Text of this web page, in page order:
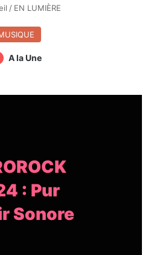
/ EN LUMIÈRE
A la Une
: Pur
Sonore